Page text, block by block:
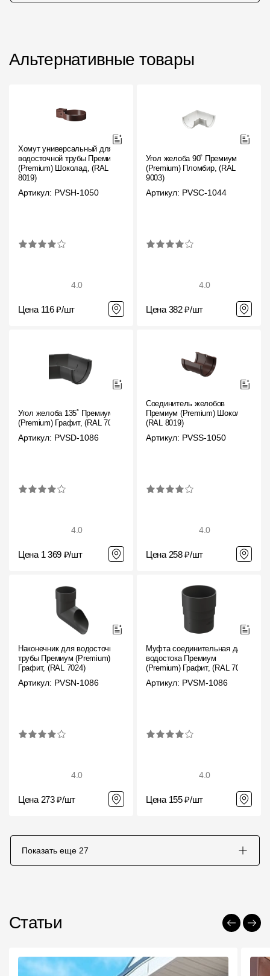
Альтернативные товары
Хомут универсальный для
водосточной трубы Премиум
(Premium) Шоколад, (RAL
8019)
Артикул: PVSH-1050
4.0
Цена 116 ₽/шт
Угол желоба 90˚ Премиум
(Premium) Пломбир, (RAL
9003)
Артикул: PVSC-1044
4.0
Цена 382 ₽/шт
Угол желоба 135˚ Премиум
(Premium) Графит, (RAL 7024)
Артикул: PVSD-1086
4.0
Цена 1 369 ₽/шт
Соединитель желобов
Премиум (Premium) Шоколад,
(RAL 8019)
Артикул: PVSS-1050
4.0
Цена 258 ₽/шт
Наконечник для водосточной
трубы Премиум (Premium)
Графит, (RAL 7024)
Артикул: PVSN-1086
4.0
Цена 273 ₽/шт
Муфта соединительная для
водостока Премиум
(Premium) Графит, (RAL 7024)
Артикул: PVSM-1086
4.0
Цена 155 ₽/шт
Показать еще 27
Статьи